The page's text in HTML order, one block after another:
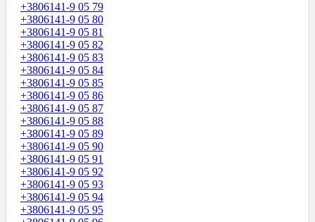
+3806141-9 05 79
+3806141-9 05 80
+3806141-9 05 81
+3806141-9 05 82
+3806141-9 05 83
+3806141-9 05 84
+3806141-9 05 85
+3806141-9 05 86
+3806141-9 05 87
+3806141-9 05 88
+3806141-9 05 89
+3806141-9 05 90
+3806141-9 05 91
+3806141-9 05 92
+3806141-9 05 93
+3806141-9 05 94
+3806141-9 05 95